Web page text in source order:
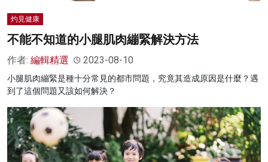
灼見健康
不能不知道的小腿肌肉繃緊解決方法
作者: 編輯精選 2023-08-10
小腿肌肉繃緊是種十分常見的都市問題，究竟其造成原因是什麼？遇
到了這個問題又該如何解決？